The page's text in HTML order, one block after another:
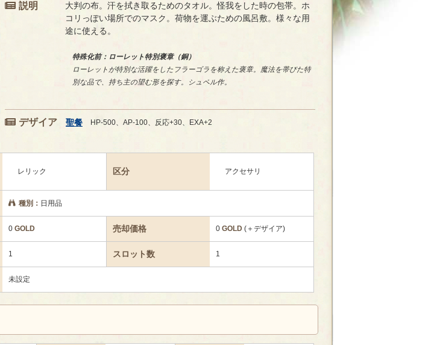
説明
大判の布。汗を拭き取るためのタオル。怪我をした時の包帯。ホ
コリっぽい場所でのマスク。荷物を運ぶための風呂敷。様々な用
途に使える。
特殊化前：ローレット特別褒章（銅）
ローレットが特別な活躍をしたフラーゴラを称えた褒章。魔法を帯びた特
別な品で、持ち主の望む形を探す。シュペル作。
デザイア 聖餐 HP-500、AP-100、反応+30、EXA+2
レリック 区分 アクセサリ
種別： 日用品
0 GOLD 売却価格 0 GOLD(＋デザイア)
1 スロット数 1
未設定